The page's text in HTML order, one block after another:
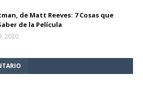
de Matt Reeves: 7 Cosas que
de la Película
2020